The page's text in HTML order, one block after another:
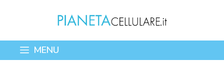
contenuto
MENU